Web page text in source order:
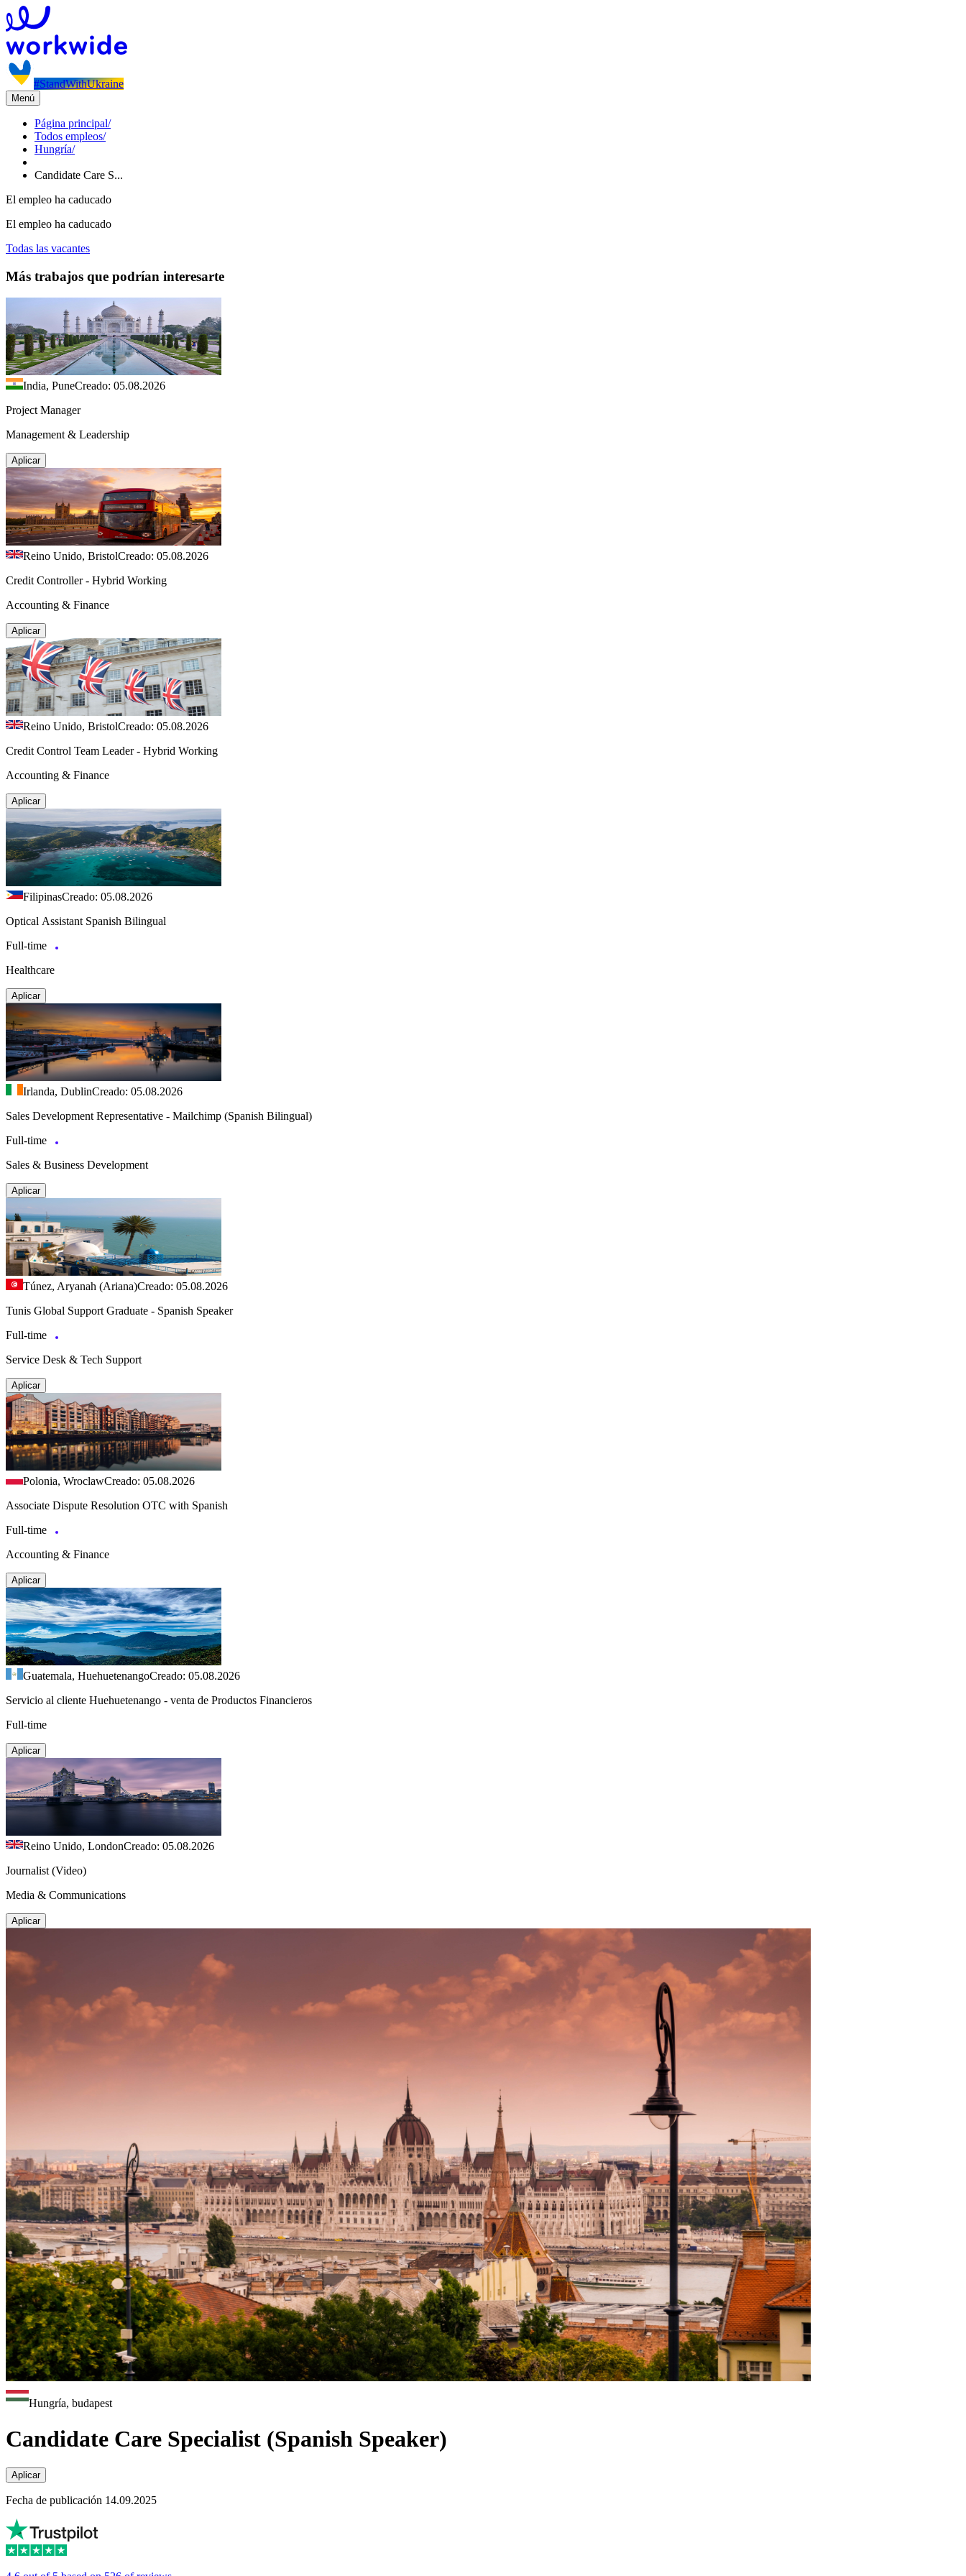
#StandWithUkraine
Menú
Página principal/
Todos empleos/
Hungría/
Candidate Care S...
El empleo ha caducado
El empleo ha caducado
Todas las vacantes
Más trabajos que podrían interesarte
India, PuneCreado: 05.08.2026
Project Manager
Management & Leadership
Aplicar
Reino Unido, BristolCreado: 05.08.2026
Credit Controller - Hybrid Working
Accounting & Finance
Aplicar
Reino Unido, BristolCreado: 05.08.2026
Credit Control Team Leader - Hybrid Working
Accounting & Finance
Aplicar
FilipinasCreado: 05.08.2026
Optical Assistant Spanish Bilingual
Full-time
Healthcare
Aplicar
Irlanda, DublinCreado: 05.08.2026
Sales Development Representative - Mailchimp (Spanish Bilingual)
Full-time
Sales & Business Development
Aplicar
Túnez, Aryanah (Ariana)Creado: 05.08.2026
Tunis Global Support Graduate - Spanish Speaker
Full-time
Service Desk & Tech Support
Aplicar
Polonia, WroclawCreado: 05.08.2026
Associate Dispute Resolution OTC with Spanish
Full-time
Accounting & Finance
Aplicar
Guatemala, HuehuetenangoCreado: 05.08.2026
Servicio al cliente Huehuetenango - venta de Productos Financieros
Full-time
Aplicar
Reino Unido, LondonCreado: 05.08.2026
Journalist (Video)
Media & Communications
Aplicar
Hungría, budapest
Candidate Care Specialist (Spanish Speaker)
Aplicar
Fecha de publicación 14.09.2025